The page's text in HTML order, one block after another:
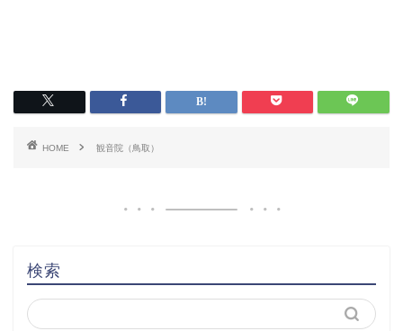
HOME 観音院（鳥取）
検索